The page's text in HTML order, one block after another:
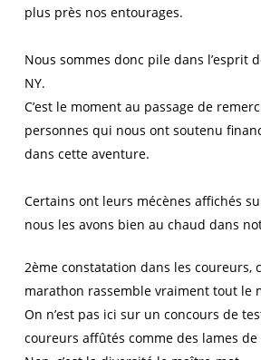
plus près nos entourages.
Nous sommes donc pile dans l’esprit
NY.
C’est le moment au passage de
personnes qui nous ont soutenu
dans cette aventure.
Certains ont leurs mécènes affichés
nous les avons bien au chaud dans
2ème constatation dans les coureurs,
marathon rassemble vraiment tout le
On n’est pas ici sur un concours de
coureurs affûtés comme des lames de